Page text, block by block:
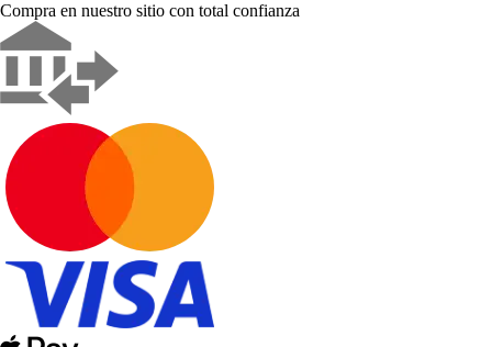
Compra en nuestro sitio con total confianza